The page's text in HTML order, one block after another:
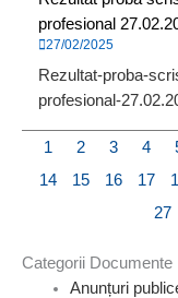
profesional
27/02/2025
Rezultat-proba-
profesional-
1 2 3 4
14
15 16 17
27
Categorii Documente
Anunțuri